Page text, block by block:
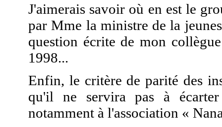
J'aimerais savoir où en est le
par Mme la ministre de la
question écrite de mon
1998...
Enfin, le critère de parité des
qu'il ne servira pas à
notamment à l'association «